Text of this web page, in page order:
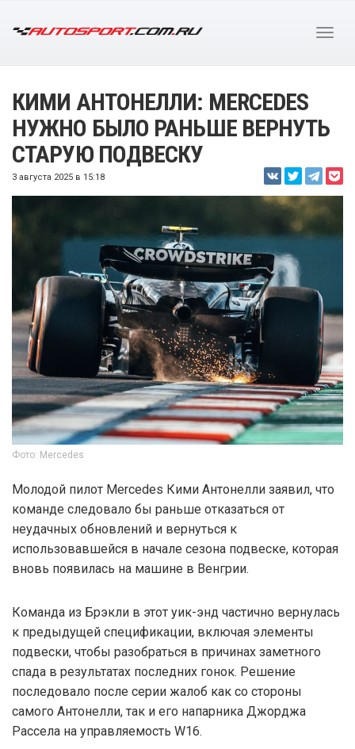
КИМИ АНТОНЕЛЛИ: MERCEDES
НУЖНО БЫЛО РАНЬШЕ ВЕРНУТЬ
СТАРУЮ ПОДВЕСКУ
3 августа 2025 в 15:18
Фото: Mercedes
Молодой пилот Mercedes Кими Антонелли заявил, что
команде следовало бы раньше отказаться от
неудачных обновлений и вернуться к
использовавшейся в начале сезона подвеске, которая
вновь появилась на машине в Венгрии.
Команда из Брэкли в этот уик-энд частично вернулась
к предыдущей спецификации, включая элементы
подвески, чтобы разобраться в причинах заметного
спада в результатах последних гонок. Решение
последовало после серии жалоб как со стороны
самого Антонелли, так и его напарника Джорджа
Рассела на управляемость W16.